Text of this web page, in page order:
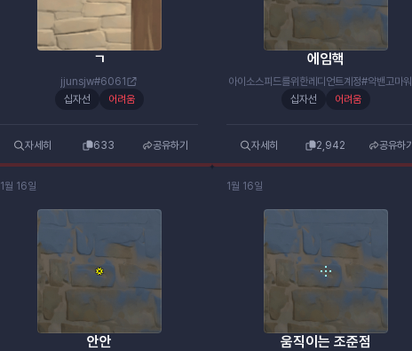
ㄱ
jjunsjw#6061
십자선
어려움
자세히 633 공유하기
에임핵
아이소스피드를위한레디언트계정#약밴고마워
십자선
어려움
자세히 2,942 공유하기
1월 16일
안안
1월 16일
움직이는 조준점